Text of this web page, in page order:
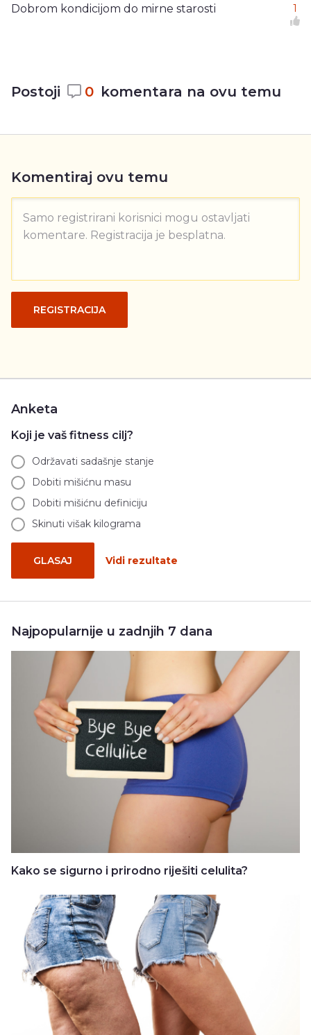
Dobrom kondicijom do mirne starosti 1
Postoji 0 komentara na ovu temu
Komentiraj ovu temu
Samo registrirani korisnici mogu ostavljati
komentare. Registracija je besplatna.
REGISTRACIJA
Anketa
Koji je vaš fitness cilj?
Održavati sadašnje stanje
Dobiti mišićnu masu
Dobiti mišićnu definiciju
Skinuti višak kilograma
GLASAJ Vidi rezultate
Najpopularnije u zadnjih 7 dana
Kako se sigurno i prirodno riješiti celulita?